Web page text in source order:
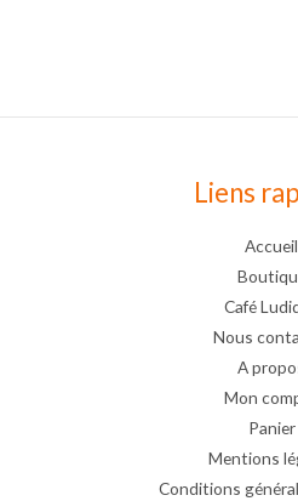
Liens
Accueil
Café
Nous
A
Mon
Panier
Mentions
Conditions